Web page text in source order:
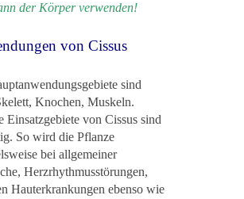
der Körper verwenden!
von Cissus
sind
Knochen, Muskeln.
Einsatzgebiete von Cissus sind
So wird die Pflanze
bei allgemeiner
Herzrhythmusstörungen,
Hauterkrankungen ebenso wie